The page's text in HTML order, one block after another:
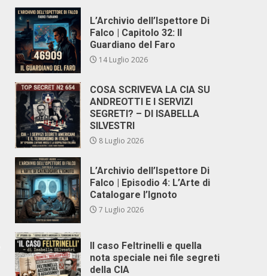
L’Archivio dell’Ispettore Di
Falco | Capitolo 32: Il
Guardiano del Faro
14 Luglio 2026
COSA SCRIVEVA LA CIA SU
ANDREOTTI E I SERVIZI
SEGRETI? – DI ISABELLA
SILVESTRI
8 Luglio 2026
L’Archivio dell’Ispettore Di
Falco | Episodio 4: L’Arte di
Catalogare l’Ignoto
7 Luglio 2026
Il caso Feltrinelli e quella
nota speciale nei file segreti
della CIA